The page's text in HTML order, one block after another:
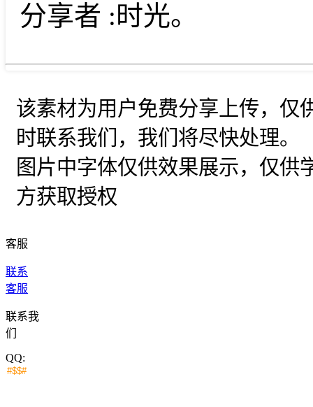
分享者 : 时光。
该素材为用户免费分享上传，仅
时联系我们，我们将尽快处理。
图片中字体仅供效果展示，仅供
方获取授权
客服
联系
客服
联系我
们
QQ: